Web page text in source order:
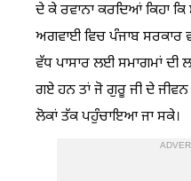
ਦੇ ਕੇ ਰਵਾਨਾ ਕਰਦਿਆਂ ਕਿਹਾ
ਅਗਵਾਈ ਵਿਚ ਪੰਜਾਬ ਸਰਕਾਰ
ਵੱਧ ਪਾਸਾਰ ਲਈ ਸਮਾਗਮਾਂ ਦੀ
ਗਏ ਹਨ ਤਾਂ ਜੋ ਗੁਰੂ ਜੀ ਦੇ
ਲੋਕਾਂ ਤੱਕ ਪਹੁੰਚਾਇਆ ਜਾ ਸਕੇ।